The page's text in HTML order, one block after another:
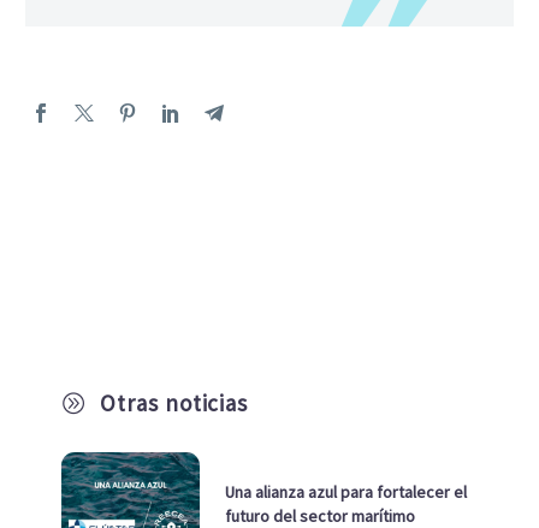
A Otras noticias
Una alianza azul para fortalecer el
futuro del sector marítimo